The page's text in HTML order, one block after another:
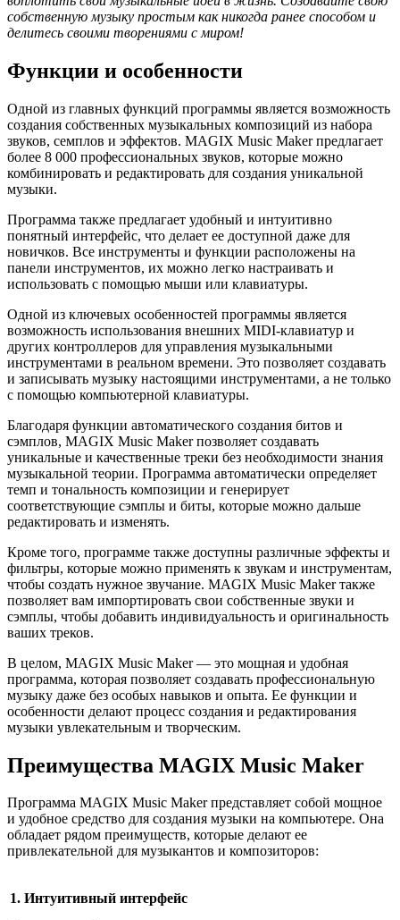
собственную музыку простым как никогда ранее способом и
делитесь своими творениями с миром!
Функции и особенности
Одной из главных функций программы является возможность
создания собственных музыкальных композиций из набора
звуков, семплов и эффектов. MAGIX Music Maker предлагает
более 8 000 профессиональных звуков, которые можно
комбинировать и редактировать для создания уникальной
музыки.
Программа также предлагает удобный и интуитивно
понятный интерфейс, что делает ее доступной даже для
новичков. Все инструменты и функции расположены на
панели инструментов, их можно легко настраивать и
использовать с помощью мыши или клавиатуры.
Одной из ключевых особенностей программы является
возможность использования внешних MIDI-клавиатур и
других контроллеров для управления музыкальными
инструментами в реальном времени. Это позволяет создавать
и записывать музыку настоящими инструментами, а не только
с помощью компьютерной клавиатуры.
Благодаря функции автоматического создания битов и
сэмплов, MAGIX Music Maker позволяет создавать
уникальные и качественные треки без необходимости знания
музыкальной теории. Программа автоматически определяет
темп и тональность композиции и генерирует
соответствующие сэмплы и биты, которые можно дальше
редактировать и изменять.
Кроме того, программе также доступны различные эффекты и
фильтры, которые можно применять к звукам и инструментам,
чтобы создать нужное звучание. MAGIX Music Maker также
позволяет вам импортировать свои собственные звуки и
сэмплы, чтобы добавить индивидуальность и оригинальность
ваших треков.
В целом, MAGIX Music Maker — это мощная и удобная
программа, которая позволяет создавать профессиональную
музыку даже без особых навыков и опыта. Ее функции и
особенности делают процесс создания и редактирования
музыки увлекательным и творческим.
Преимущества MAGIX Music Maker
Программа MAGIX Music Maker представляет собой мощное
и удобное средство для создания музыки на компьютере. Она
обладает рядом преимуществ, которые делают ее
привлекательной для музыкантов и композиторов:
1. Интуитивный интерфейс